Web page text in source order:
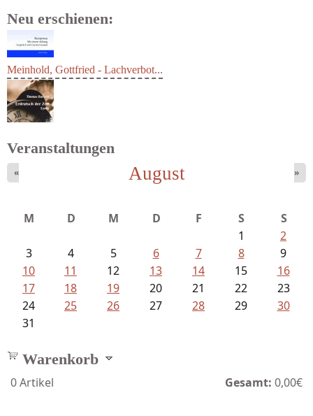
Neu erschienen:
Bartsch, Thomas - Erdrutsch der...
Meinhold, Gottfried - Lachverbot...
Veranstaltungen
August
« »
M D M D F S
S
1
2
3
4 5 6 7 8
9
10
11 12 13 14 15
16
17
18 19 20 21 22
23
24
25 26 27 28 29
30
31
Warenkorb
0Artikel Gesamt: 0,00€